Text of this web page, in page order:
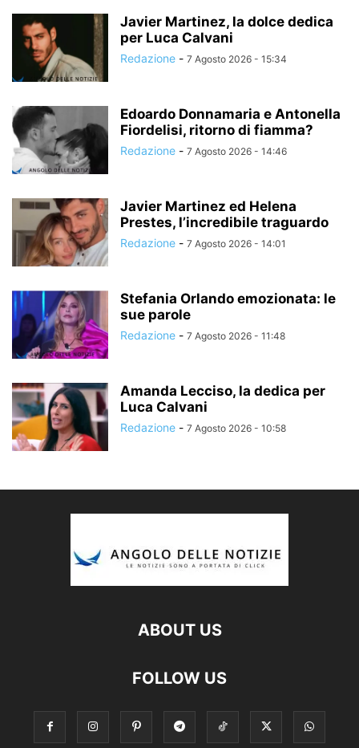
Javier Martinez, la dolce dedica
per Luca Calvani
Redazione - 7 Agosto 2026 - 15:34
Edoardo Donnamaria e Antonella
Fiordelisi, ritorno di fiamma?
Redazione - 7 Agosto 2026 - 14:46
Javier Martinez ed Helena
Prestes, l’incredibile traguardo
Redazione - 7 Agosto 2026 - 14:01
Stefania Orlando emozionata: le
sue parole
Redazione - 7 Agosto 2026 - 11:48
Amanda Lecciso, la dedica per
Luca Calvani
Redazione - 7 Agosto 2026 - 10:58
ABOUT US
FOLLOW US